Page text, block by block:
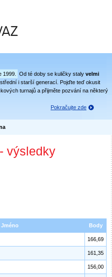
1999. Od té doby se kuličky staly velmi
i starší generací. Pojďte teď okusit
turnajů a přijměte pozvání na některý
Pokračujte zde
výsledky
Jméno Body
166,69
161,35
156,00